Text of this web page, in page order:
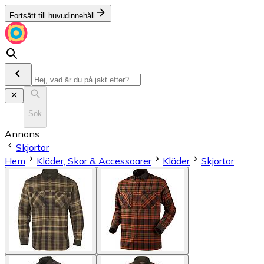
Fortsätt till huvudinnehåll
Sök
Annons
Skjortor
Hem
Kläder, Skor & Accessoarer Kläder Skjortor